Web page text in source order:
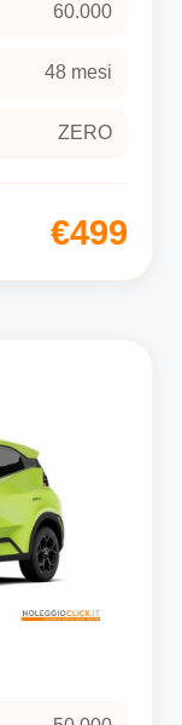
60.000
48 mesi
ZERO
€499